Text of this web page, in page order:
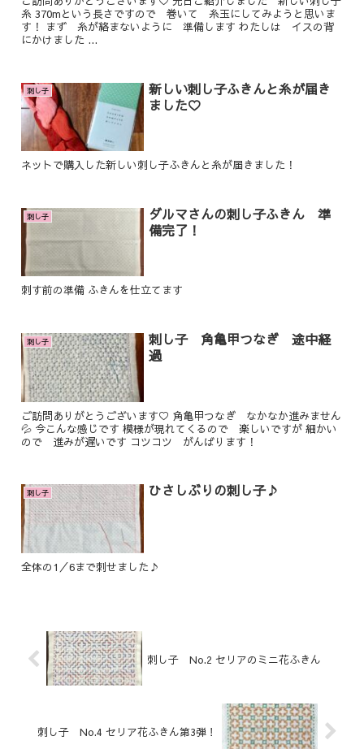
糸 370mという長さですので 巻いて 糸玉にしてみようと思いま
す！ まず 糸が絡まないように 準備します わたしは イスの背
にかけました ...
刺し子
新しい刺し子ふきんと糸が届き
ました♡
ネットで購入した新しい刺し子ふきんと糸が届きました！
刺し子
ダルマさんの刺し子ふきん 準
備完了！
刺す前の準備 ふきんを仕立てます
刺し子
刺し子 角亀甲つなぎ 途中経
過
ご訪問ありがとうございます♡ 角亀甲つなぎ なかなか進みません
💦 今こんな感じです 模様が現れてくるので 楽しいですが 細かい
ので 進みが遅いです コツコツ がんばります！
刺し子 ひさしぶりの刺し子♪
全体の1／6まで刺せました♪
刺し子 No.2 セリアのミニ花ふきん
刺し子 No.4 セリア花ふきん第3弾！